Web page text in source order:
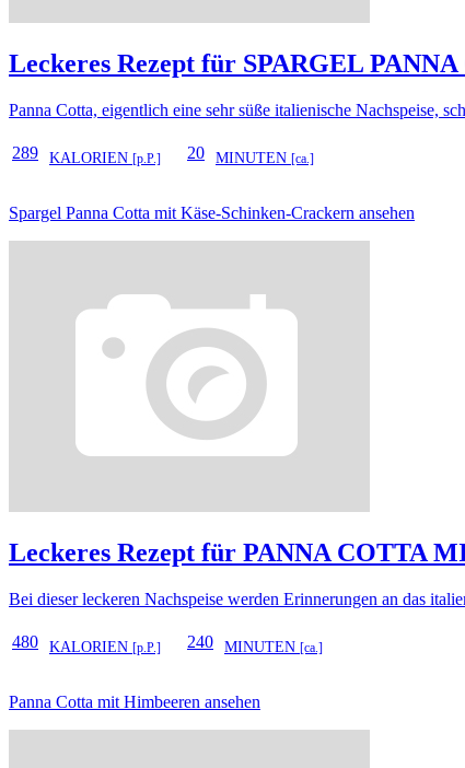
Leckeres Rezept für SPARGEL
Panna Cotta, eigentlich eine sehr süße italienische Nachspeise,
289 KALORIEN [p.P.] 20 MINUTEN [ca.]
Spargel Panna Cotta mit Käse-Schinken-Crackern ansehen
Leckeres Rezept für PANNA COTTA
Bei dieser leckeren Nachspeise werden Erinnerungen an das
480 KALORIEN [p.P.] 240 MINUTEN [ca.]
Panna Cotta mit Himbeeren ansehen